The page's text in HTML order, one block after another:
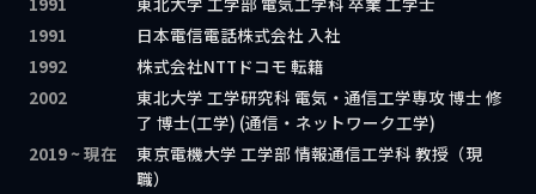
1991
日本電信電話株式会社 入社
1992
株式会社NTTドコモ 転籍
2002
東北大学 工学研究科 電気・通信工学専攻 博士 修
了 博士(工学) (通信・ネットワーク工学)
2019 ~ 現在
東京電機大学 工学部 情報通信工学科 教授（現
職）